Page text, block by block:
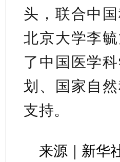
头，联合中
北京大学李
了中国医学
划、国家自
支持。
来源｜新华